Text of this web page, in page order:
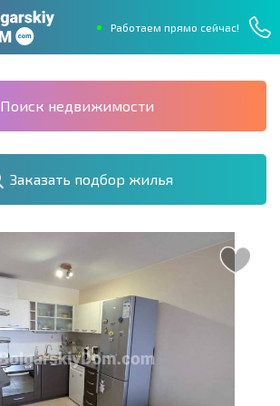
Работаем прямо сейчас!
Поиск недвижимости
Заказать подбор жилья